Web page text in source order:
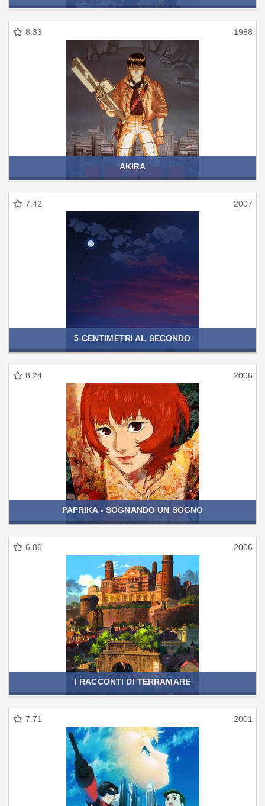
8.33 1988
AKIRA
7.42 2007
5 CENTIMETRI AL SECONDO
8.24 2006
PAPRIKA - SOGNANDO UN SOGNO
6.86 2006
I RACCONTI DI TERRAMARE
7.71 2001